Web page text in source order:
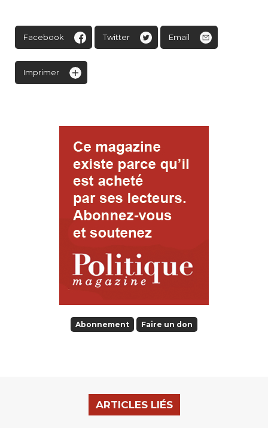
Facebook Twitter Email
Imprimer
Abonnement Faire un don
ARTICLES LIÉS